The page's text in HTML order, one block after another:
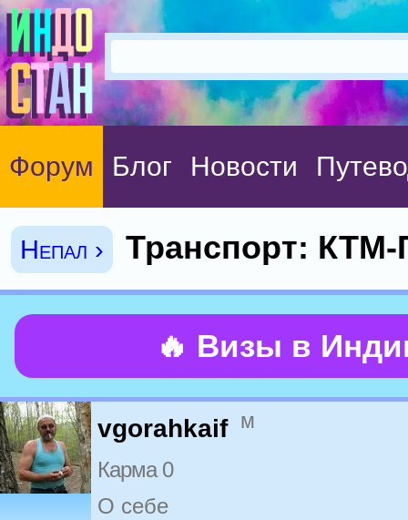
Форум Блог Новости
Непал › Транспорт: КТМ-
🔥 Визы в
vgorahkaif м
Карма 0
О себе